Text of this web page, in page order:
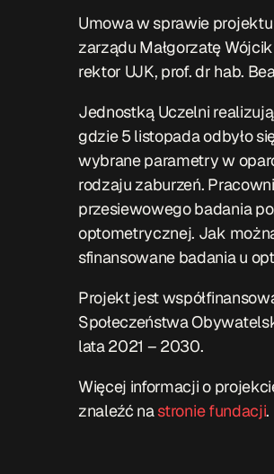
Umowa w sprawie
zarządu Małgorzatę
rektor UJK, prof. dr hab.
Jednostką Uczelni
gdzie 5 listopada odbyło
wybrane parametry w
rodzaju zaburzeń.
przesiewowego badania
optometrycznej. Jak
sfinansowane badania u
Projekt jest
Społeczeństwa
lata 2021 – 2030.
Więcej informacji o
znaleźć nastronie fundacji.